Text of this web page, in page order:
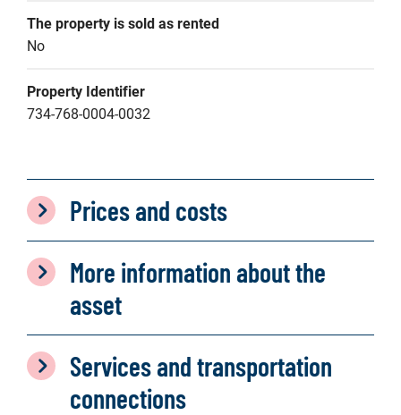
The property is sold as rented
No
Property Identifier
734-768-0004-0032
Prices and costs
More information about the
asset
Services and transportation
connections